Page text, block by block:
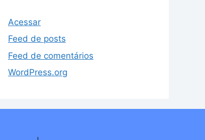
Acessar
Feed de posts
Feed de comentários
WordPress.org